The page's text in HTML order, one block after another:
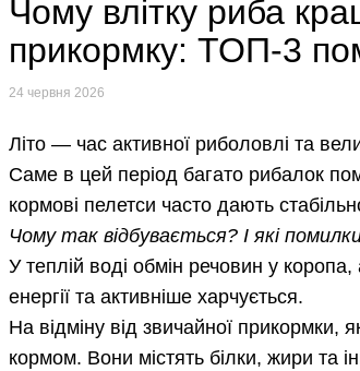
Чому влітку риба
прикормку: ТОП-3
24 червня 2026
Літо — час активної риболовлі та
Саме в цей період багато рибалок
кормові пелетси часто дають
Чому так відбувається? І які
У теплій воді обмін речовин у
енергії та активніше харчується.
На відміну від звичайної прикормки,
кормом. Вони містять білки, жири та